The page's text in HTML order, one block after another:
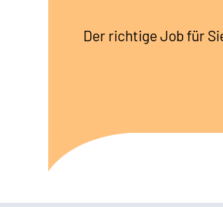
Der richtige Job für